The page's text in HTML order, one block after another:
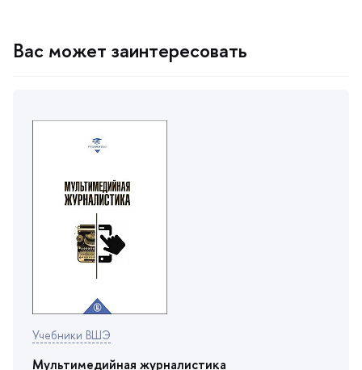
ас может заинтересовать
Учебники ВШЭ
Мультимедийная журналистика